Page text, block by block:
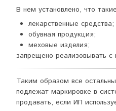
В нем установлено, что
лекарственные средства;
обувная продукция;
меховые изделия;
запрещено реализовывать
Таким образом все
подлежат маркировке в
продавать, если ИП